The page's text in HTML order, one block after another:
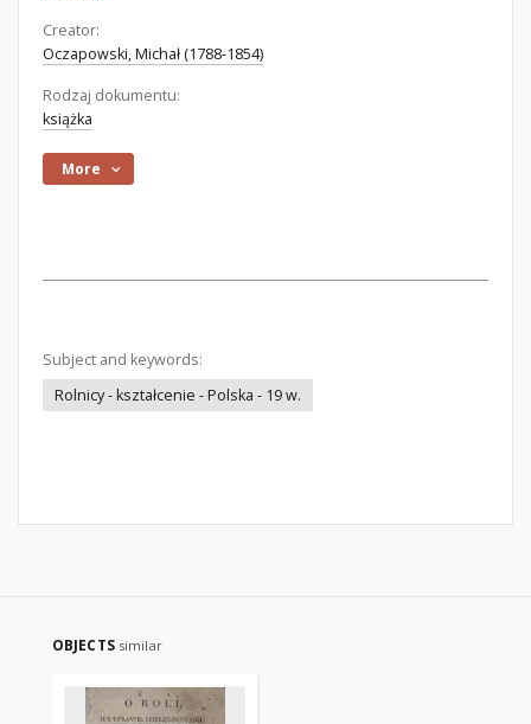
Creator:
Oczapowski, Michał (1788-1854)
Rodzaj dokumentu:
książka
More
Subject and keywords:
Rolnicy - kształcenie - Polska - 19 w.
OBJECTS similar